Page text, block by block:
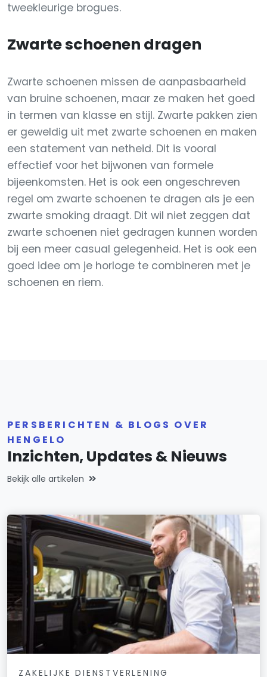
tweekleurige brogues.
Zwarte schoenen dragen
Zwarte schoenen missen de aanpasbaarheid
van bruine schoenen, maar ze maken het goed
in termen van klasse en stijl. Zwarte pakken zien
er geweldig uit met zwarte schoenen en maken
een statement van netheid. Dit is vooral
effectief voor het bijwonen van formele
bijeenkomsten. Het is ook een ongeschreven
regel om zwarte schoenen te dragen als je een
zwarte smoking draagt. Dit wil niet zeggen dat
zwarte schoenen niet gedragen kunnen worden
bij een meer casual gelegenheid. Het is ook een
goed idee om je horloge te combineren met je
schoenen en riem.
PERSBERICHTEN & BLOGS OVER
HENGELO
Inzichten, Updates & Nieuws
Bekijk alle artikelen
ZAKELIJKE DIENSTVERLENING